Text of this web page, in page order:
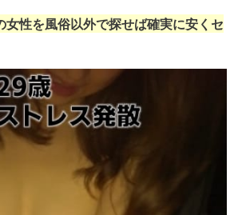
女性を風俗以外で探せば確実に安くセ